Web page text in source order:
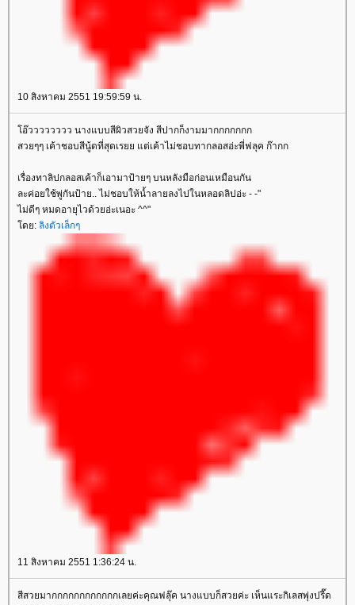
10 สิงหาคม 2551 19:59:59 น.
อ๊วววววววว นางแบบสีผิวสวยจัง สีปากก็งามมากกกกกกก
สวยๆๆ เค้าชอบสีนู้ดที่สุดเรยย แต่เค้าไม่ชอบทากลอสอ่ะพี่ฟลุค ก๊ากก
เรื่องทาลิปกลอสเค้าก็เอามาป้ายๆ บนหลังมือก่อนเหมือนกัน
ละค่อยใช้พู่กันป้าย.. ไม่ชอบให้น้ำลายลงไปในหลอดลิปอ่ะ - -"
ไม่ดีๆ หมดอายุไวด้วยอ่ะเนอะ ^^"
ดย: ลิงตัวเล็กๆ
11 สิงหาคม 2551 1:36:24 น.
สีสวยมากกกกกกกกกกกกเลยค่ะคุณฟลุ๊ค นางแบบก็สวยค่ะ เห็นแระกิเลสพุ่งปรี๊ด